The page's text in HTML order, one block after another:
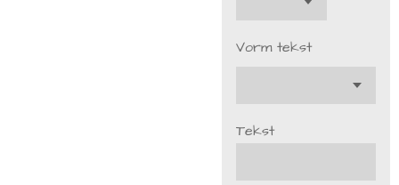
Vorm tekst
Tekst